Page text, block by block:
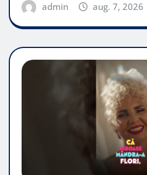
admin aug. 7, 2026